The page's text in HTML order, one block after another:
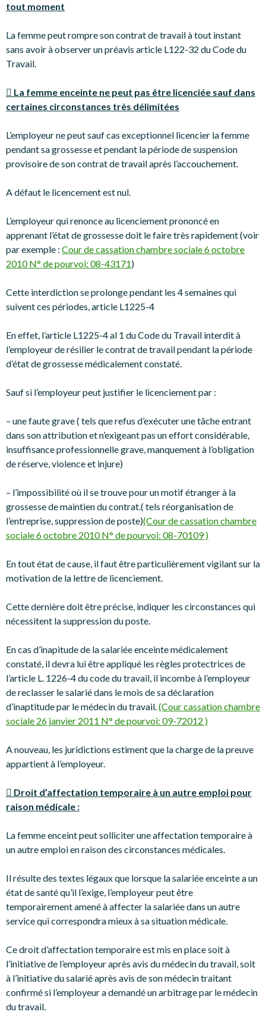
tout moment
La femme peut rompre son contrat de travail à tout instant
sans avoir à observer un préavis article L122-32 du Code du
Travail.
 La femme enceinte ne peut pas être licenciée sauf dans
certaines circonstances très délimitées
L’employeur ne peut sauf cas exceptionnel licencier la femme
pendant sa grossesse et pendant la période de suspension
provisoire de son contrat de travail après l’accouchement.
A défaut le licencement est nul.
L’employeur qui renonce au licenciement prononcé en
apprenant l’état de grossesse doit le faire très rapidement (voir
par exemple : Cour de cassation chambre sociale 6 octobre
2010 N° de pourvoi: 08-43171)
Cette interdiction se prolonge pendant les 4 semaines qui
suivent ces périodes, article L1225-4
En effet, l’article L1225-4 al 1 du Code du Travail interdit à
l’employeur de résilier le contrat de travail pendant la période
d’état de grossesse médicalement constaté.
Sauf si l’employeur peut justifier le licenciement par :
– une faute grave ( tels que refus d’exécuter une tâche entrant
dans son attribution et n’exigeant pas un effort considérable,
insuffisance professionnelle grave, manquement à l’obligation
de réserve, violence et injure)
– l’impossibilité où il se trouve pour un motif étranger à la
grossesse de maintien du contrat.( tels réorganisation de
l’entreprise, suppression de poste)(Cour de cassation chambre
sociale 6 octobre 2010 N° de pourvoi: 08-70109 )
En tout état de cause, il faut être particulièrement vigilant sur la
motivation de la lettre de licenciement.
Cette dernière doit être précise, indiquer les circonstances qui
nécessitent la suppression du poste.
En cas d’inapitude de la salariée enceinte médicalement
constaté, il devra lui être appliqué les règles protectrices de
l’article L. 1226-4 du code du travail, il incombe à l’employeur
de reclasser le salarié dans le mois de sa déclaration
d’inaptitude par le médecin du travail.(Cour cassation chambre
sociale 26 janvier 2011 N° de pourvoi: 09-72012 )
A nouveau, les juridictions estiment que la charge de la preuve
appartient à l’employeur.
 Droit d’affectation temporaire à un autre emploi pour
raison médicale :
La femme enceint peut solliciter une affectation temporaire à
un autre emploi en raison des circonstances médicales.
Il résulte des textes légaux que lorsque la salariée enceinte a un
état de santé qu’il l’exige, l’employeur peut être
temporairement amené à affecter la salariée dans un autre
service qui correspondra mieux à sa situation médicale.
Ce droit d’affectation temporaire est mis en place soit à
l’initiative de l’employeur après avis du médecin du travail, soit
à l’initiative du salarié après avis de son médecin traitant
confirmé si l’employeur a demandé un arbitrage par le médecin
du travail.